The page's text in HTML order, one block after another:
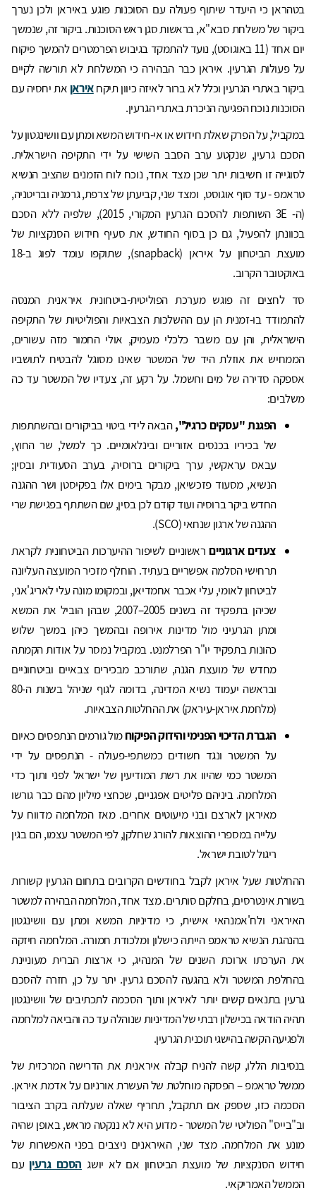
בטהראן כי היעדר שיתוף פעולה עם הסוכנות פוגע באיראן ולכן נערך
ביקור של משלחת סבא"א, בראשות סגן ראש הסוכנות. ביקור זה, שנמשך
יום אחד (11 באוגוסט), נועד להתמקד בגיבוש הפרמטרים להמשך פיקוח
על פעולות הגרעין. איראן כבר הבהירה כי המשלחת לא תורשה לקיים
ביקור באתרי הגרעין וכלל לא ברור לאיזה כיוון תיקחאיראןאת יחסיה עם
הסוכנות נוכח הפגיעה הניכרת באתרי הגרעין.
במקביל, על הפרק שאלת חידוש או אי-חידוש המשא ומתן עם וושינגטון על
הסכם גרעין, שנקטע ערב הסבב השישי על ידי התקיפה הישראלית.
לסוגייה זו חשיבות יתר שכן מצד אחד, נוכח לוח הזמנים שהציב הנשיא
טראמפ - עד סוף אוגוסט, ומצד שני, קביעתן של צרפת, גרמניה ובריטניה,
(ה- 3E השותפות להסכם הגרעין המקורי, 2015), שלפיה ללא הסכם
בכוונתן להפעיל, גם כן בסוף החודש, את סעיף חידוש הסנקציות של
מועצת הביטחון על איראן (snapback), שתוקפו עומד לפוג ב-18
באוקטובר הקרוב.
סד לחצים זה פוגש מערכת הפוליטית-ביטחונית איראנית המנסה
להתמודד בו-זמנית הן עם ההשלכות הצבאיות והפוליטיות של התקיפה
הישראלית, והן עם משבר כלכלי מעמיק, אולי החמור מזה עשורים,
הממחיש את אוזלת היד של המשטר שאינו מסוגל להבטיח לתושביו
אספקה סדירה של מים וחשמל. על רקע זה, צעדיו של המשטר עד כה
משלבים:
הפגנת "עסקים כרגיל",הבאה לידי ביטוי בביקורים ובהשתתפות
של בכיריו בכנסים אזוריים ובינלאומיים. כך למשל, שר החוץ,
עבאס עראקשי, ערך ביקורים ברוסיה, בערב הסעודית ובסין;
הנשיא, מסעוד פזכשיאן, מבקר בימים אלו בפקיסטן ושר ההגנה
החדש ביקר ברוסיה ועוד קודם לכן בסין, שם השתתף בפגישת שרי
ההגנה של ארגון שנחאי (SCO).
צעדים ארגונייםראשוניים לשיפור ההיערכות הביטחונית לקראת
תרחישי הסלמה אפשריים בעתיד. הוחלף מזכיר המועצה העליונה
לביטחון לאומי, עלי אכבר אחמדיאן, ובמקומו מונה עלי לאריג'אני,
שכיהן בתפקיד זה בשנים 2005–2007, שבהן הוביל את המשא
ומתן הגרעיני מול מדינות אירופה ובהמשך כיהן במשך שלוש
כהונות בתפקיד יו"ר הפרלמנט. במקביל נמסר על אודות הקמתה
מחדש של מועצת הגנה, שתורכב מבכירים צבאיים וביטחוניים
ובראשה יעמוד נשיא המדינה, בדומה לגוף שניהל בשנות ה-80
(מלחמת איראן-עיראק) את ההחלטות הצבאיות.
הגברת הדיכוי הפנימי והידוק הפיקוחמול גורמים הנתפסים כאיום
על המשטר ונגד חשודים כמשתפי-פעולה - הנתפסים על ידי
המשטר כמי שהיוו את רשת המודיעין של ישראל לפני ותוך כדי
המלחמה. ביניהם פליטים אפגניים, שכחצי מיליון מהם כבר גורשו
מאיראן לארצם ובני מיעוטים אחרים. מאז המלחמה מדווח על
עלייה במספרי ההוצאות להורג שחלקן, לפי המשטר עצמו, הם בגין
ריגול לטובת ישראל.
ההחלטות שעל איראן לקבל בחודשים הקרובים בתחום הגרעין קשורות
בשורת אינטרסים, בחלקם סותרים. מצד אחד, המלחמה הבהירה למשטר
האיראני ולח'אמנהאי אישית, כי מדיניות המשא ומתן עם וושינגטון
בהנהגת הנשיא טראמפ הייתה כישלון ומלכודת חמורה. המלחמה חיזקה
את הערכתו ארוכת השנים של המנהיג, כי ארצות הברית מעוניינת
בהחלפת המשטר ולא בהגעה להסכם גרעין. יתר על כן, חזרה להסכם
גרעין בתנאים קשים יותר לאיראן ותוך הסכמה לתכתיבים של וושינגטון
תהיה הודאה בכישלון רבתי של המדיניות שנוהלה עד כה והביאה למלחמה
ולפגיעה הקשה בהישגי תוכנית הגרעין.
בנסיבות הללו, קשה להניח קבלה איראנית את הדרישה המרכזית של
ממשל טראמפ – הפסקה מוחלטת של העשרת אורניום על אדמת איראן.
הסכמה כזו, שספק אם תתקבל, תחריף שאלה שעלתה בקרב הציבור
וב"בייס" הפוליטי של המשטר - מדוע היא לא ננקטה מראש, באופן שהיה
מונע את המלחמה. מצד שני, האיראנים ניצבים בפני האפשרות של
חידוש הסנקציות של מועצת הביטחון אם לא יושג הסכם גרעיןעם
הממשל האמריקאי.